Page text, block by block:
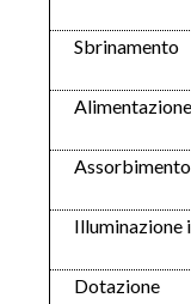
Sbrinamento
Alimentazione
Illuminazione
Dotazione